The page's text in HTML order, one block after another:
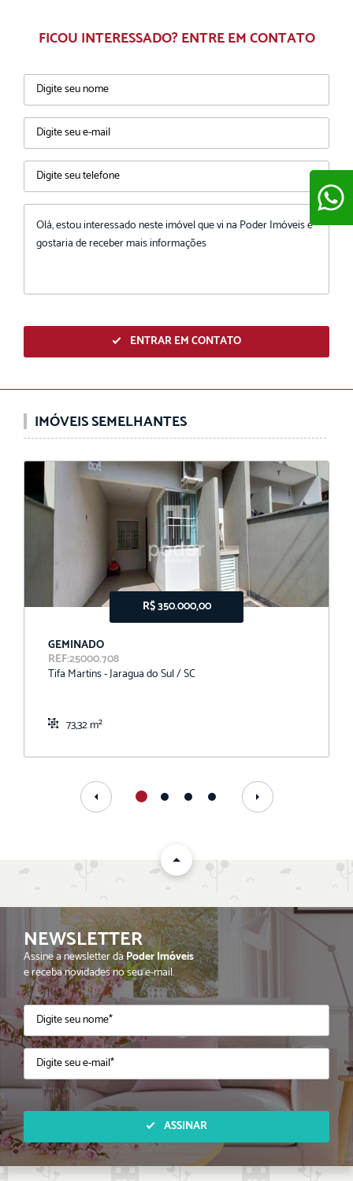
FICOU INTERESSADO? ENTRE EM CONTATO
ENTRAR EM CONTATO
IMÓVEIS SEMELHANTES
R$ 350.000,00
GEMINADO
REF:25000.708
Tifa Martins - Jaragua do Sul / SC
73,32 m²
ENVIAR
NEWSLETTER
Assine a newsletter daPoder Imóveis
e receba novidades no seu e-mail.
ASSINAR